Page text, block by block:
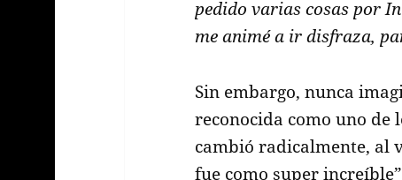
pedido varias cosas por
me animé a ir disfraza,
Sin embargo, nunca
reconocida como uno de
cambió radicalmente, al
fue como super